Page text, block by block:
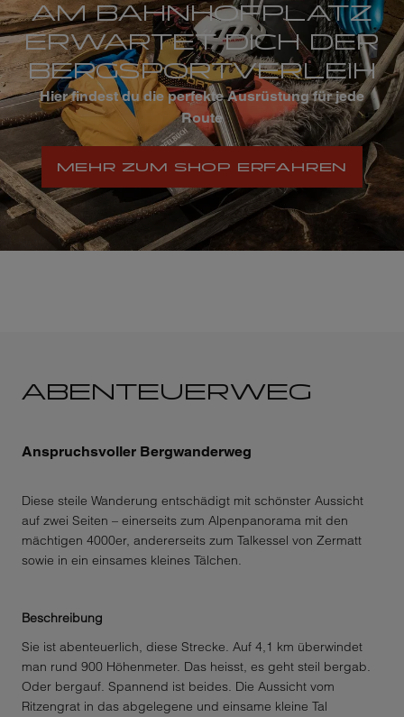
AM BAHNHOFPLATZ
ERWARTET DICH DER
BERGSPORTVERLEIH
Hier findest du die perfekte Ausrüstung für jede
Route
MEHR ZUM SHOP ERFAHREN
ABENTEUERWEG
Anspruchsvoller Bergwanderweg
Diese steile Wanderung entschädigt mit schönster Aussicht
auf zwei Seiten – einerseits zum Alpenpanorama mit den
mächtigen 4000er, andererseits zum Talkessel von Zermatt
sowie in ein einsames kleines Tälchen.
Beschreibung
Sie ist abenteuerlich, diese Strecke. Auf 4,1 km überwindet
man rund 900 Höhenmeter. Das heisst, es geht steil bergab.
Oder bergauf. Spannend ist beides. Die Aussicht vom
Ritzengrat in das abgelegene und einsame kleine Tal